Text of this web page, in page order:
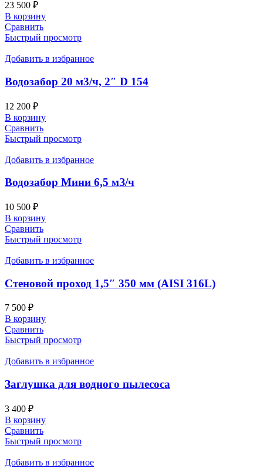
23 500 ₽
В корзину
Сравнить
Быстрый просмотр
Добавить в избранное
Водозабор 20 м3/ч, 2″ D 154
12 200 ₽
В корзину
Сравнить
Быстрый просмотр
Добавить в избранное
Водозабор Мини 6,5 мЗ/ч
10 500 ₽
В корзину
Сравнить
Быстрый просмотр
Добавить в избранное
Стеновой проход 1,5″ 350 мм (AISI 316L)
7 500 ₽
В корзину
Сравнить
Быстрый просмотр
Добавить в избранное
Заглушка для водного пылесоса
3 400 ₽
В корзину
Сравнить
Быстрый просмотр
Добавить в избранное